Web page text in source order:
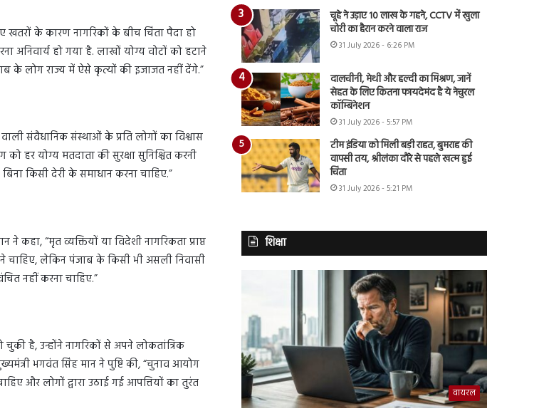
खतरों के कारण नागरिकों के बीच चिंता पैदा हो
अनिवार्य हो गया है. लाखों योग्य वोटों को हटाने
के लोग राज्य में ऐसे कृत्यों की इजाजत नहीं देंगे.”
संवैधानिक संस्थाओं के प्रति लोगों का विश्वास
हर योग्य मतदाता की सुरक्षा सुनिश्चित करनी
किसी देरी के समाधान करना चाहिए.”
कहा, “मृत व्यक्तियों या विदेशी नागरिकता प्राप्त
चाहिए, लेकिन पंजाब के किसी भी असली निवासी
नहीं करना चाहिए.”
है, उन्होंने नागरिकों से अपने लोकतांत्रिक
भगवंत सिंह मान ने पुष्टि की, “चुनाव आयोग
और लोगों द्वारा उठाई गई आपत्तियों का तुरंत
चूहे ने उड़ाए 10 लाख के गहने, CCTV में खुला
चोरी का हैरान करने वाला राज
31 July 2026 - 6:26 PM
दालचीनी, मेथी और हल्दी का मिश्रण, जानें
सेहत के लिए कितना फायदेमंद है ये नेचुरल
कॉम्बिनेशन
31 July 2026 - 5:57 PM
टीम इंडिया को मिली बड़ी राहत, बुमराह की
वापसी तय, श्रीलंका दौरे से पहले खत्म हुई
चिंता
31 July 2026 - 5:21 PM
शिक्षा
वायरल